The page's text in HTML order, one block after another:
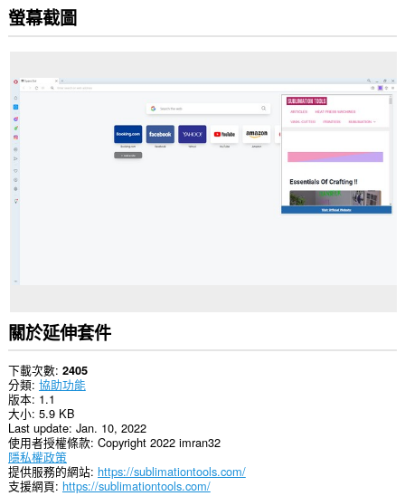
螢幕截圖
關於延伸套件
下載次數 2405
分類 協助功能
版本 1.1
大小 5.9 KB
Last update Jan. 10, 2022
使用者授權條款 Copyright 2022 imran32
隱私權政策
提供服務的網站 https://sublimationtools.com/
支援網頁 https://sublimationtools.com/